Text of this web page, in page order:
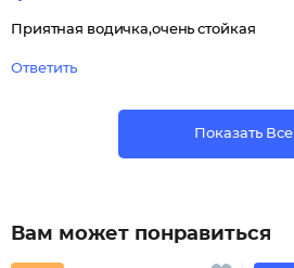
Приятная водичка,очень стойкая
Ответить
Показать Все
Вам может понравиться